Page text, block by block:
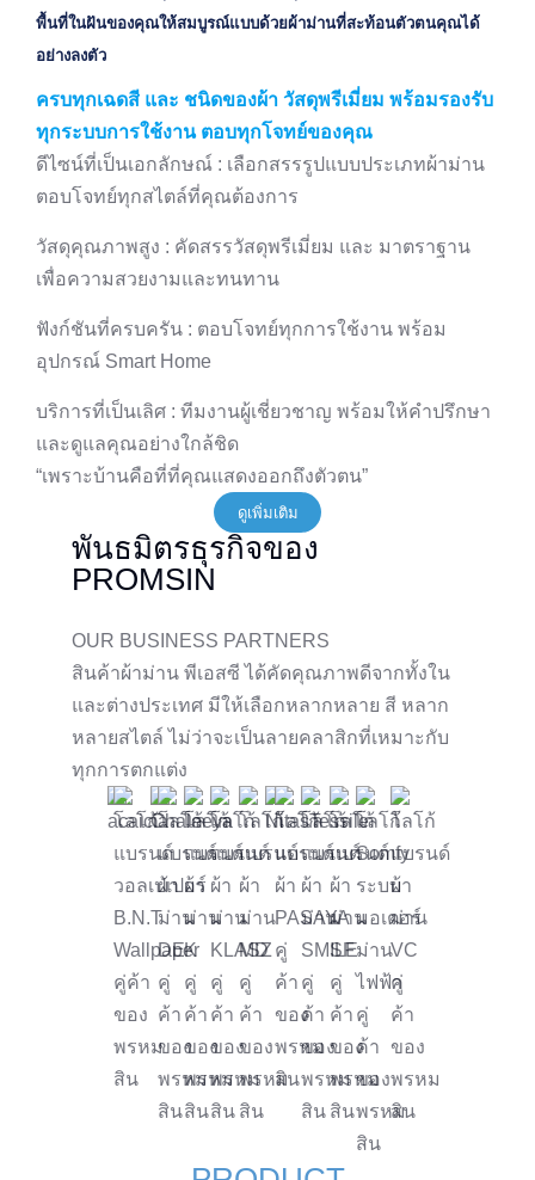
พื้นที่ในฝันของคุณให้สมบูรณ์แบบด้วยผ้าม่านที่สะท้อนตัวตนคุณได้
อย่างลงตัว
ครบทุกเฉดสี และ ชนิดของผ้า วัสดุพรีเมี่ยม พร้อมรองรับ
ทุกระบบการใช้งาน ตอบทุกโจทย์ของคุณ
ดีไซน์ที่เป็นเอกลักษณ์ : เลือกสรรรูปแบบประเภทผ้าม่าน
ตอบโจทย์ทุกสไตล์ที่คุณต้องการ
วัสดุคุณภาพสูง : คัดสรรวัสดุพรีเมี่ยม และ มาตราฐาน
เพื่อความสวยงามและทนทาน
ฟังก์ชันที่ครบครัน : ตอบโจทย์ทุกการใช้งาน พร้อม
อุปกรณ์ Smart Home
บริการที่เป็นเลิศ : ทีมงานผู้เชี่ยวชาญ พร้อมให้คำปรึกษา
และดูแลคุณอย่างใกล้ชิด
“เพราะบ้านคือที่ที่คุณแสดงออกถึงตัวตน”
ดูเพิ่มเติม
พันธมิตรธุรกิจของ
PROMSIN
OUR BUSINESS PARTNERS
สินค้าผ้าม่าน พีเอสซี ได้คัดคุณภาพดีจากทั้งใน
และต่างประเทศ มีให้เลือกหลากหลาย สี หลาก
หลายสไตล์ ไม่ว่าจะเป็นลายคลาสิกที่เหมาะกับ
ทุกการตกแต่ง